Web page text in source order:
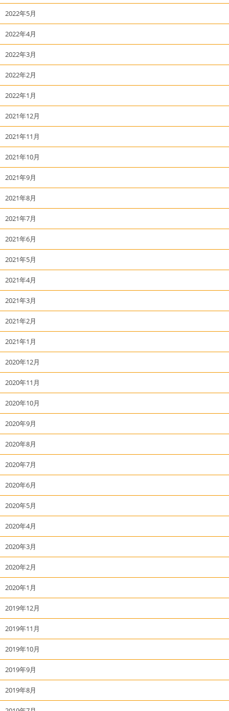
2022年5月
2022年4月
2022年3月
2022年2月
2022年1月
2021年12月
2021年11月
2021年10月
2021年9月
2021年8月
2021年7月
2021年6月
2021年5月
2021年4月
2021年3月
2021年2月
2021年1月
2020年12月
2020年11月
2020年10月
2020年9月
2020年8月
2020年7月
2020年6月
2020年5月
2020年4月
2020年3月
2020年2月
2020年1月
2019年12月
2019年11月
2019年10月
2019年9月
2019年8月